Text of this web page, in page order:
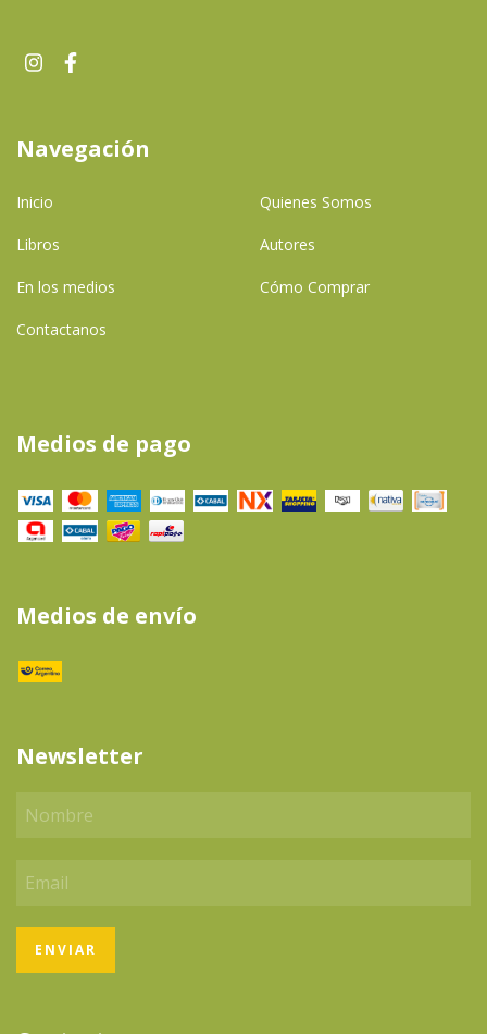
Navegación
Inicio Quienes Somos
Libros Autores
En los medios Cómo Comprar
Contactanos
Medios de pago
Medios de envío
Newsletter